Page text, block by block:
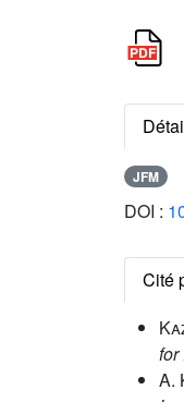
JFM
DOI :
Cité
for
A.